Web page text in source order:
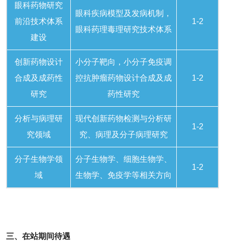
眼科药物研究
前沿技术体系
建设
眼科疾病模型及发病机制，
眼科药理毒理研究技术体系
1-2
创新药物设计
合成及成药性
研究
小分子靶向，小分子免疫调
控抗肿瘤药物设计合成及成
药性研究
1-2
分析与病理研
究领域
现代创新药物检测与分析研
究、病理及分子病理研究
1-2
分子生物学领
域
分子生物学、细胞生物学、
生物学、免疫学等相关方向
1-2
三、在站期间待遇